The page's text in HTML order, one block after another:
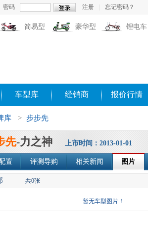
密码 注册 忘记密码？
简易型 豪华型 锂电车
车型库 经销商 报价行情
库 > 步步先
先-力之神 上市时间：2013-01-01
置 评测导购 相关新闻 图片
共0张
暂无车型图片！